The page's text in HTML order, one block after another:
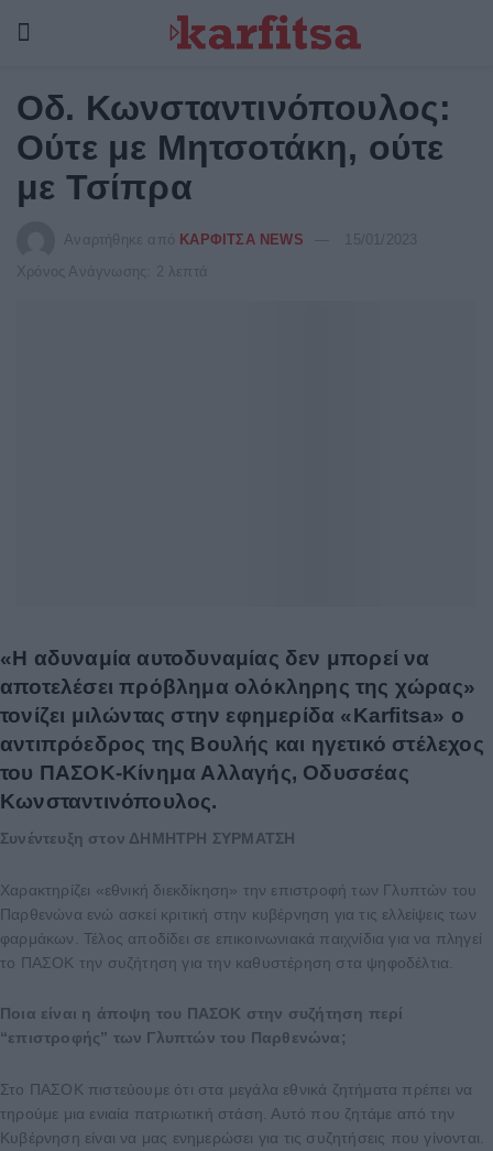
Οδ. Κωνσταντινόπουλος:
Ούτε με Μητσοτάκη, ούτε
με Τσίπρα
Αναρτήθηκε από ΚΑΡΦΙΤΣΑ NEWS
15/01/2023
Χρόνος Ανάγνωσης: 2 λεπτά
«Η αδυναμία αυτοδυναμίας δεν μπορεί να
αποτελέσει πρόβλημα ολόκληρης της χώρας»
τονίζει μιλώντας στην εφημερίδα «Karfitsa» ο
αντιπρόεδρος της Βουλής και ηγετικό στέλεχος
του ΠΑΣΟΚ-Κίνημα Αλλαγής, Οδυσσέας
Κωνσταντινόπουλος.
Συνέντευξη στον ΔΗΜΗΤΡΗ ΣΥΡΜΑΤΣΗ
Χαρακτηρίζει «εθνική διεκδίκηση» την επιστροφή των Γλυπτών του
Παρθενώνα ενώ ασκεί κριτική στην κυβέρνηση για τις ελλείψεις των
φαρμάκων. Τέλος αποδίδει σε επικοινωνιακά παιχνίδια για να πληγεί
το ΠΑΣΟΚ την συζήτηση για την καθυστέρηση στα ψηφοδέλτια.
Ποια είναι η άποψη του ΠΑΣΟΚ στην συζήτηση περί
“επιστροφής” των Γλυπτών του Παρθενώνα;
Στο ΠΑΣΟΚ πιστεύουμε ότι στα μεγάλα εθνικά ζητήματα πρέπει να
τηρούμε μια ενιαία πατριωτική στάση. Αυτό που ζητάμε από την
Κυβέρνηση είναι να μας ενημερώσει για τις συζητήσεις που γίνονται.